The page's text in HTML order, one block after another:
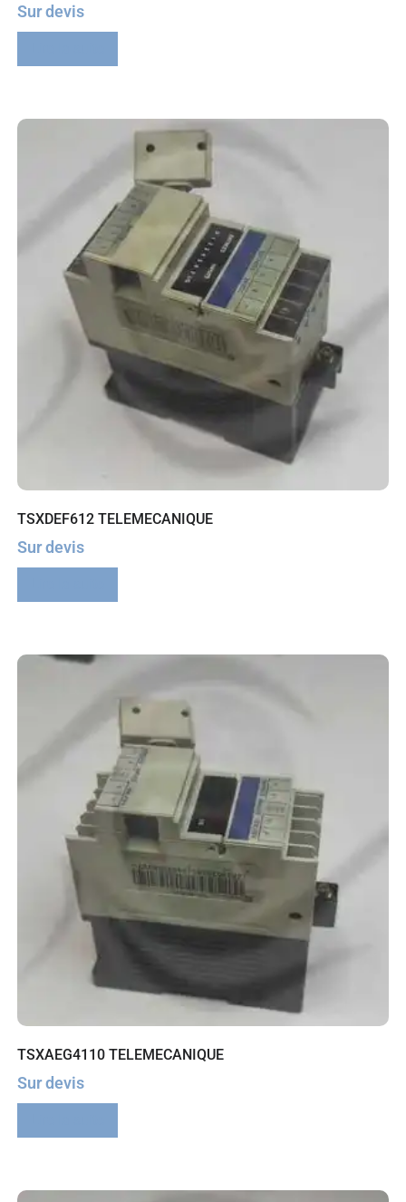
Sur devis
TSXDEF612 TELEMECANIQUE
Sur devis
TSXAEG4110 TELEMECANIQUE
Sur devis